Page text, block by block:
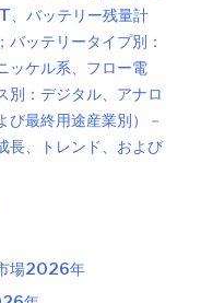
、バッテリー残量計
ッテリータイプ別：
ッケル系、フロー電
別：デジタル、アナロ
び最終用途産業別）－
長、トレンド、および
場2026年